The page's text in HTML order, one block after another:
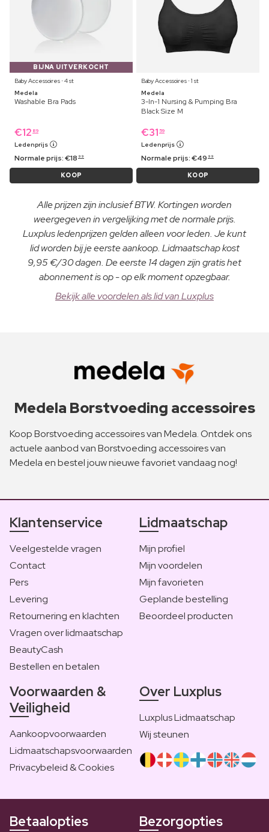
BIJNA UITVERKOCHT
Baby Accessoires ⋅ 4 st
Medela
Washable Bra Pads
€12 89
Ledenprijs
Normale prijs:€18 99
KOOP
Baby Accessoires ⋅ 1 st
Medela
3-In-1 Nursing & Pumping Bra
Black Size M
€31 59
Ledenprijs
Normale prijs:€49 99
KOOP
Alle prijzen zijn inclusief BTW. Kortingen worden
weergegeven in vergelijking met de normale prijs.
Luxplus ledenprijzen gelden alleen voor leden. Je kunt
lid worden bij je eerste aankoop. Lidmaatschap kost
9,95 €/30 dagen. De eerste 14 dagen zijn gratis het
abonnement is op - op elk moment opzegbaar.
Bekijk alle voordelen als lid van Luxplus
Medela Borstvoeding accessoires
Koop Borstvoeding accessoires van Medela. Ontdek ons
actuele aanbod van Borstvoeding accessoires van
Medela en bestel jouw nieuwe favoriet vandaag nog!
Klantenservice
Veelgestelde vragen
Contact
Pers
Levering
Retournering en klachten
Vragen over lidmaatschap
BeautyCash
Bestellen en betalen
Lidmaatschap
Mijn profiel
Mijn voordelen
Mijn favorieten
Geplande bestelling
Beoordeel producten
Voorwaarden &
Veiligheid
Aankoopvoorwaarden
Lidmaatschapsvoorwaarden
Privacybeleid & Cookies
Over Luxplus
Luxplus Lidmaatschap
Wij steunen
Betaalopties Bezorgopties